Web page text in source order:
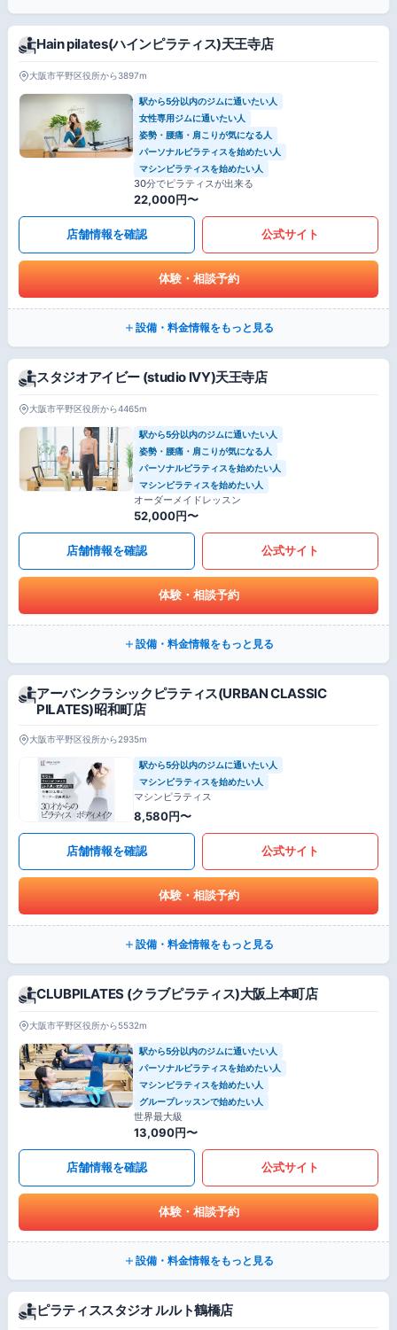
Hain pilates(ハインピラティス)天王寺店
大阪市平野区役所から3897m
駅から5分以内のジムに通いたい人
女性専用ジムに通いたい人
姿勢・腰痛・肩こりが気になる人
パーソナルピラティスを始めたい人
マシンピラティスを始めたい人
30分でピラティスが出来る
22,000円〜
店舗情報を確認 公式サイト
体験・相談予約
設備・料金情報をもっと見る
スタジオアイビー (studio IVY)天王寺店
大阪市平野区役所から4465m
駅から5分以内のジムに通いたい人
姿勢・腰痛・肩こりが気になる人
パーソナルピラティスを始めたい人
マシンピラティスを始めたい人
オーダーメイドレッスン
52,000円〜
店舗情報を確認 公式サイト
体験・相談予約
設備・料金情報をもっと見る
アーバンクラシックピラティス(URBAN CLASSIC
PILATES)昭和町店
大阪市平野区役所から2935m
駅から5分以内のジムに通いたい人
マシンピラティスを始めたい人
マシンピラティス
8,580円〜
店舗情報を確認 公式サイト
体験・相談予約
設備・料金情報をもっと見る
CLUBPILATES (クラブピラティス)大阪上本町店
大阪市平野区役所から5532m
駅から5分以内のジムに通いたい人
パーソナルピラティスを始めたい人
マシンピラティスを始めたい人
グループレッスンで始めたい人
世界最大級
13,090円〜
店舗情報を確認 公式サイト
体験・相談予約
設備・料金情報をもっと見る
ピラティススタジオ ルルト鶴橋店